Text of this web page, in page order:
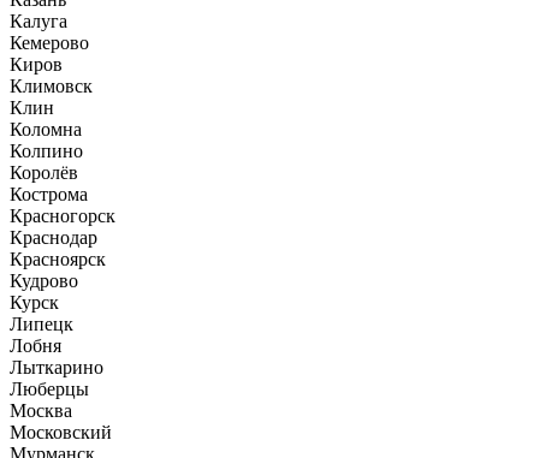
Калуга
Кемерово
Киров
Климовск
Клин
Коломна
Колпино
Королёв
Кострома
Красногорск
Краснодар
Красноярск
Кудрово
Курск
Липецк
Лобня
Лыткарино
Люберцы
Москва
Московский
Мурманск